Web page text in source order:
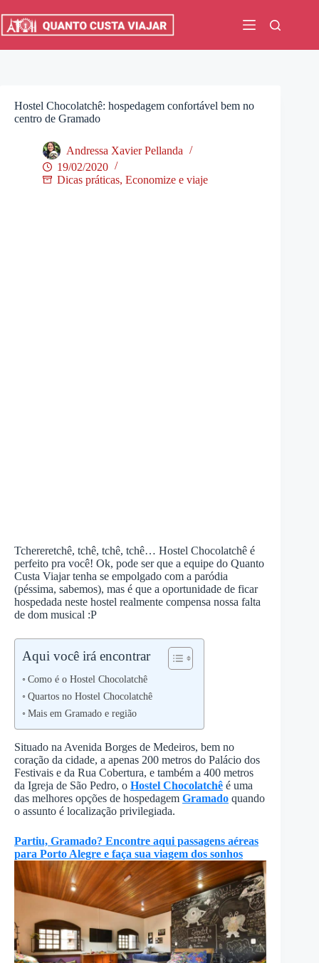
para
Hostel Chocolatchê: hospedagem confortável bem no
centro de Gramado
Andressa Xavier Pellanda
19/02/2020
Dicas práticas, Economize e viaje
Tchereretchê, tchê, tchê, tchê… Hostel Chocolatchê é
perfeito pra você! Ok, pode ser que a equipe do Quanto
Custa Viajar tenha se empolgado com a paródia
(péssima, sabemos), mas é que a oportunidade de ficar
hospedada neste hostel realmente compensa nossa falta
de dom musical :P
Aqui você irá encontrar
Como é o Hostel Chocolatchê
Quartos no Hostel Chocolatchê
Mais em Gramado e região
Situado na Avenida Borges de Medeiros, bem no
coração da cidade, a apenas 200 metros do Palácio dos
Festivais e da Rua Cobertura, e também a 400 metros
da Igreja de São Pedro, o Hostel Chocolatchê é uma
das melhores opções de hospedagem Gramado quando
o assunto é localização privilegiada.
Partiu, Gramado? Encontre aqui passagens aéreas
para Porto Alegre e faça sua viagem dos sonhos